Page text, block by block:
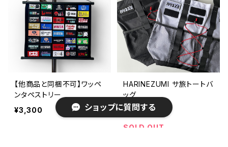
【他商品と同梱不可】ワッペ
ンタペストリー
¥3,300
HARINEZUMI サ旅トートバ
ッグ
¥8,800
SOLD OUT
ショップに質問する